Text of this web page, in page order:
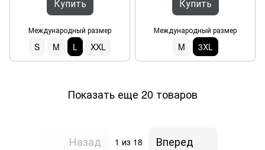
Купить
Международный размер
S M L XXL
Купить
Международный размер
M 3XL
Показать еще 20 товаров
Назад 1 из 18 Вперед